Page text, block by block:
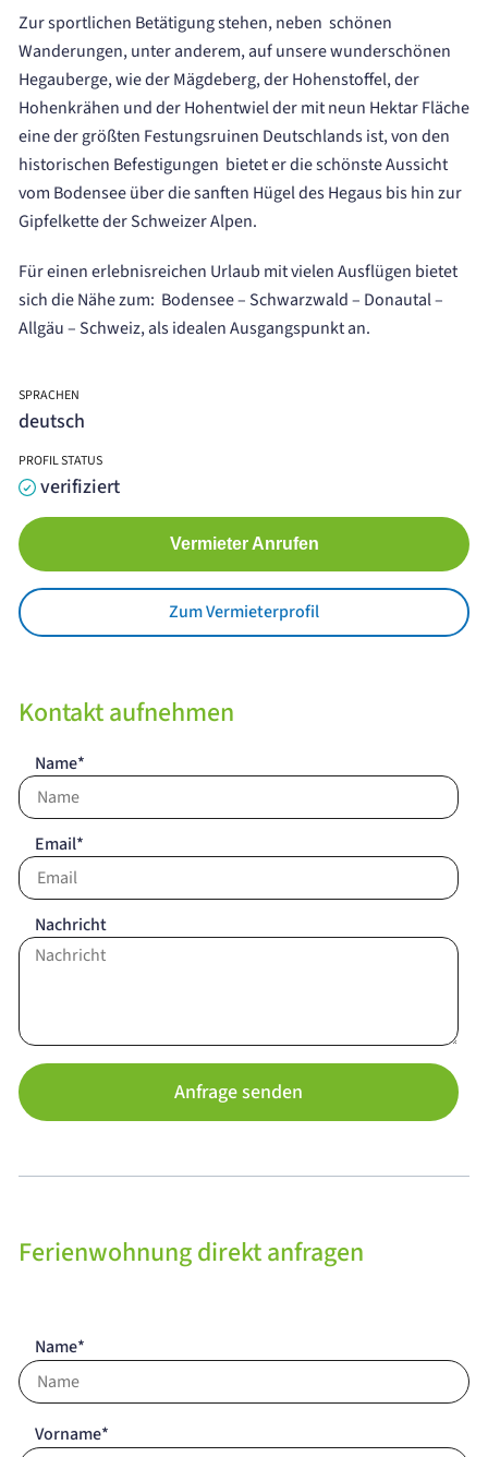
Zur sportlichen Betätigung stehen, neben schönen
Wanderungen, unter anderem, auf unsere wunderschönen
Hegauberge, wie der Mägdeberg, der Hohenstoffel, der
Hohenkrähen und der Hohentwiel der mit neun Hektar Fläche
eine der größten Festungsruinen Deutschlands ist, von den
historischen Befestigungen bietet er die schönste Aussicht
vom Bodensee über die sanften Hügel des Hegaus bis hin zur
Gipfelkette der Schweizer Alpen.
Für einen erlebnisreichen Urlaub mit vielen Ausflügen bietet
sich die Nähe zum: Bodensee – Schwarzwald – Donautal –
Allgäu – Schweiz, als idealen Ausgangspunkt an.
SPRACHEN
deutsch
verifiziert
PROFIL STATUS
Vermieter Anrufen
Zum Vermieterprofil
Kontakt aufnehmen
Name*
Email*
Nachricht
Anfrage senden
Ferienwohnung direkt anfragen
Name*
Vorname*